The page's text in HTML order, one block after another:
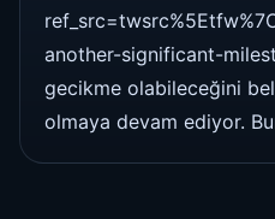
another-significant-
gecikme olabileceğini
olmaya devam ediyor.